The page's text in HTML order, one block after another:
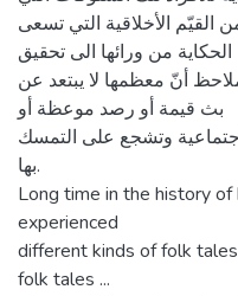
القيّم الأخلاقية التي تسعى
الحكاية من ورائھا الى تحقيق
أنّ معظمھا لا يبتعد عن
بث قيمة أو رصد موعظة أو
وتشجع على التمسك
بھا.
Long time in the history of
experienced
different kinds of folk
folk tales ...